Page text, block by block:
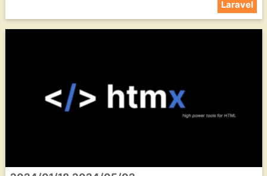
Laravel